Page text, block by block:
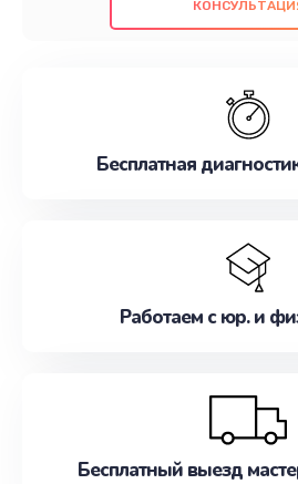
проведенных работ. Наша
наилучшим образом. Не
Бесплатная
Работаем с юр. и
Бесплатный выезд